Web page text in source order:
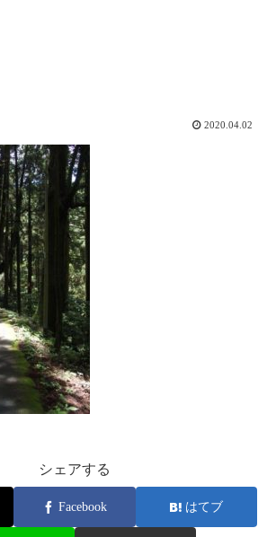
2020.04.02
シェアする
Facebook はてブ